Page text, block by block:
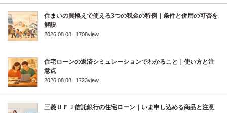
住まいの買換えで使える3つの税金の特例｜条件と併用の可否を
解説
2026.08.08 1708view
住宅ローンの返済シミュレーションでわかること｜使い方と注
意点
2026.08.08 1723view
三菱ＵＦＪ信託銀行の住宅ローン｜いま申し込める商品と注意